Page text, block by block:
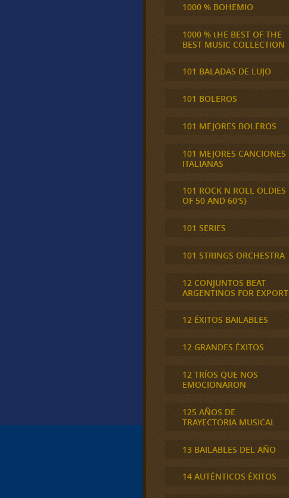
1000 % BOHEMIO
1000 % tHE BEST OF THE
BEST MUSIC COLLECTION
101 BALADAS DE LUJO
101 BOLEROS
101 MEJORES BOLEROS
101 MEJORES CANCIONES
ITALIANAS
101 ROCK N ROLL OLDIES
OF 50 AND 60'S}
101 SERIES
101 STRINGS ORCHESTRA
12 CONJUNTOS BEAT
ARGENTINOS FOR EXPORT
12 ÉXITOS BAILABLES
12 GRANDES ÉXITOS
12 TRÍOS QUE NOS
EMOCIONARON
125 AÑOS DE
TRAYECTORIA MUSICAL
13 BAILABLES DEL AÑO
14 AUTÉNTICOS ÉXITOS